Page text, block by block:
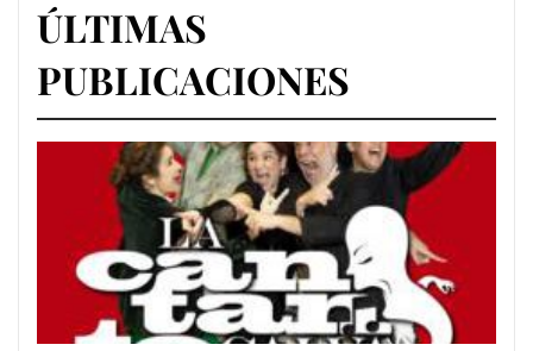
ÚLTIMAS
PUBLICACIONES